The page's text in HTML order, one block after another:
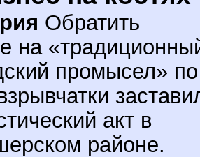
Обратить
на
промысел» по
акт в
районе.